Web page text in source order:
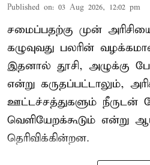
Published on: 03 Aug 2026, 12:02 pm
சமைப்பதற்கு முன்
கழுவுவது பலரின்
இதனால் தூசி, அழுக்கு
என்று கருதப்பட்டாலும்,
ஊட்டச்சத்துகளும் நீருடன்
வெளியேறக்கூடும் என்று
தெரிவிக்கின்றன.